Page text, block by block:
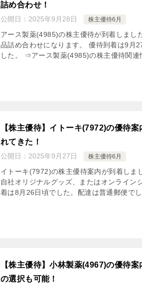
詰め合わせ！
公開日： 2025年9月28日 株主優待6月
アース製薬(4985)の株主優待が到着しまし
品詰め合わせになります。 優待到着は9月
した。 ⇒アース製薬(4985)の株主優待関
【株主優待】イトーキ(7972)の優待
れてきた！
公開日： 2025年9月27日 株主優待6月
イトーキ(7972)の株主優待案内が到着しま
自社オリジナルグッズ、またはオンライン
着は8月26日頃でした。配達は普通郵便
【株主優待】小林製薬(4967)の優待
の選択も可能！